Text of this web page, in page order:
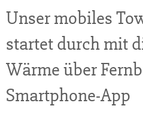
Unser mobiles
startet durch mit
Wärme über
Smartphone-App